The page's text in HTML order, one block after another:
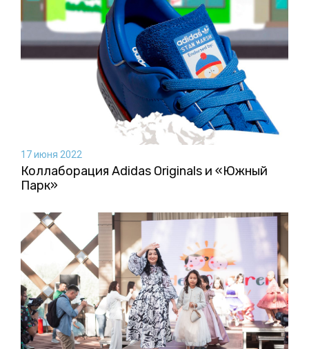
17 июня 2022
Коллаборация Аdidas Originals и «Южный
Парк»